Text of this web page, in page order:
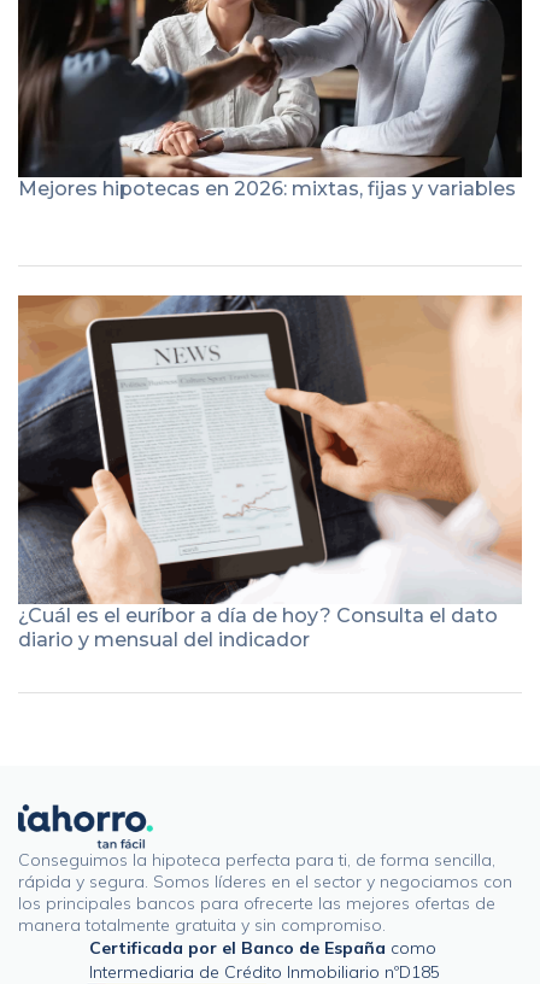
Mejores hipotecas en 2026: mixtas, fijas y variables
¿Cuál es el euríbor a día de hoy? Consulta el dato
diario y mensual del indicador
Conseguimos la hipoteca perfecta para ti, de forma sencilla,
rápida y segura. Somos líderes en el sector y negociamos con
los principales bancos para ofrecerte las mejores ofertas de
manera totalmente gratuita y sin compromiso.
Certificada por el Banco de España como
Intermediaria de Crédito Inmobiliario nºD185